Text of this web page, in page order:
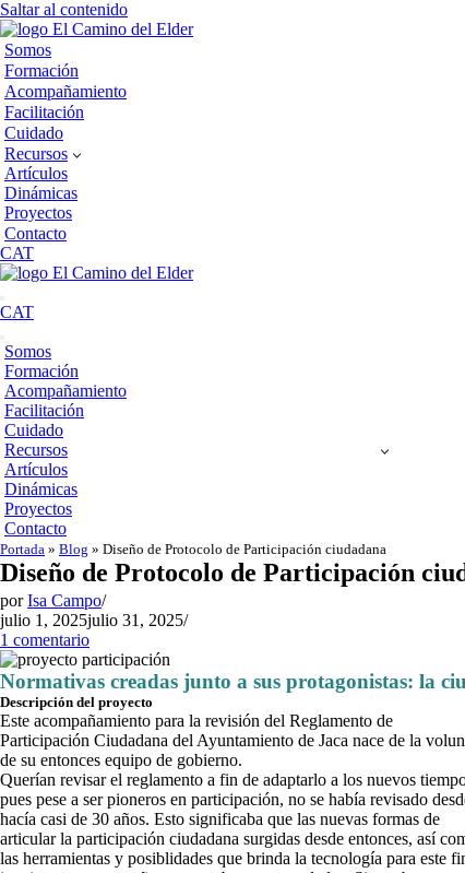
Saltar al contenido
Somos
Formación
Acompañamiento
Facilitación
Cuidado
Recursos
Artículos
Dinámicas
Proyectos
Contacto
CAT
Menú
de
CAT
Menú
de
navegación
Somos
Formación
Acompañamiento
Facilitación
Cuidado
Recursos
Artículos
Dinámicas
Proyectos
Contacto
Portada » Blog » Diseño de Protocolo de Participación ciudadana
Diseño de Protocolo de Participación
porIsa Campo
julio 1, 2025julio 31, 2025
1 comentario
Normativas creadas junto a sus protagonistas: la
Descripción del proyecto
Este acompañamiento para la revisión del Reglamento de
Participación Ciudadana del Ayuntamiento de Jaca nace de la
de su entonces equipo de gobierno.
Querían revisar el reglamento a fin de adaptarlo a los nuevos
pues pese a ser pioneros en participación, no se había revisado
hacía casi de 30 años. Esto significaba que las nuevas formas de
articular la participación ciudadana surgidas desde entonces, así
las herramientas y posiblidades que brinda la tecnología para este